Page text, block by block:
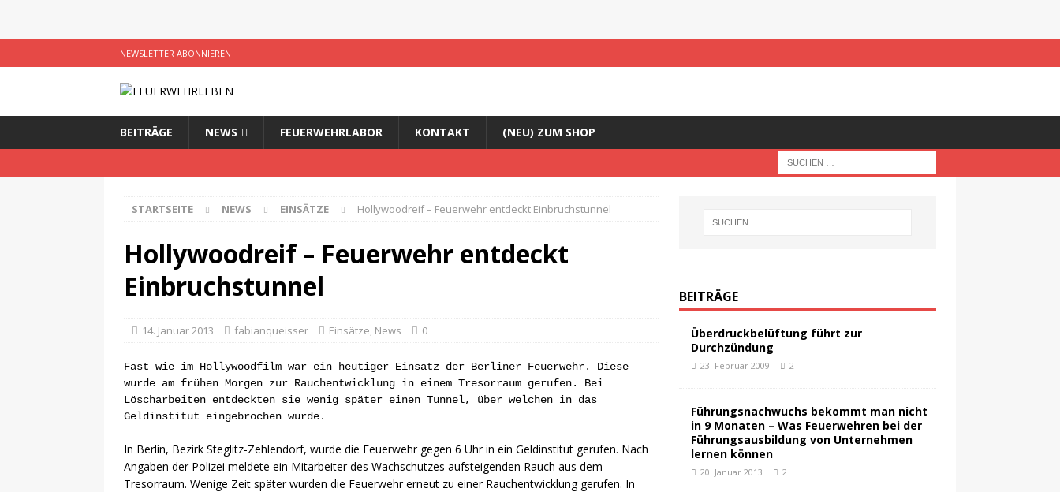
NEWSLETTER ABONNIEREN
BEITRÄGE NEWS FEUERWEHRLABOR KONTAKT (NEU) ZUM SHOP
STARTSEITE NEWS EINSÄTZE Hollywoodreif – Feuerwehr entdeckt Einbruchstunnel
Hollywoodreif – Feuerwehr entdeckt
Einbruchstunnel
14. Januar 2013 fabianqueisser Einsätze, News 0
Fast wie im Hollywoodfilm war ein heutiger Einsatz der Berliner Feuerwehr. Diese
wurde am frühen Morgen zur Rauchentwicklung in einem Tresorraum gerufen. Bei
Löscharbeiten entdeckten sie wenig später einen Tunnel, über welchen in das
Geldinstitut eingebrochen wurde.
In Berlin, Bezirk Steglitz-Zehlendorf, wurde die Feuerwehr gegen 6 Uhr in ein Geldinstitut gerufen. Nach
Angaben der Polizei meldete ein Mitarbeiter des Wachschutzes aufsteigenden Rauch aus dem
Tresorraum. Wenige Zeit später wurden die Feuerwehr erneut zu einer Rauchentwicklung gerufen. In
BEITRÄGE
Überdruckbelüftung führt zur
Durchzündung
23. Februar 2009 2
Führungsnachwuchs bekommt man nicht
in 9 Monaten – Was Feuerwehren bei der
Führungsausbildung von Unternehmen
lernen können
20. Januar 2013 2